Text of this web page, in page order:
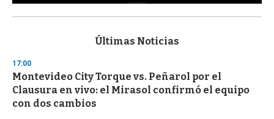
s
d
s
o
f
3
Últimas Noticias
17:00
Montevideo City Torque vs. Peñarol por el
Clausura en vivo: el Mirasol confirmó el equipo
con dos cambios